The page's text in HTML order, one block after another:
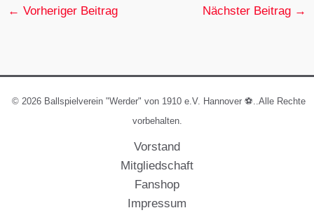
← Vorheriger Beitrag Nächster Beitrag →
© 2026 Ballspielverein "Werder" von 1910 e.V. Hannover ⚽️..Alle Rechte
vorbehalten.
Vorstand
Mitgliedschaft
Fanshop
Impressum